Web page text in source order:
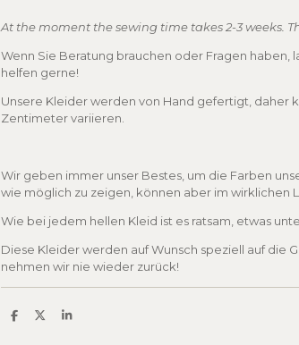
At the moment the sewing time takes 2-3 weeks.
Wenn Sie Beratung brauchen oder Fragen haben,
helfen gerne!
Unsere Kleider werden von Hand gefertigt, daher
Zentimeter variieren.
Wir geben immer unser Bestes, um die Farben
wie möglich zu zeigen, können aber im wirklichen
Wie bei jedem hellen Kleid ist es ratsam, etwas
Diese Kleider werden auf Wunsch speziell auf die
nehmen wir nie wieder zurück!
S
S
S